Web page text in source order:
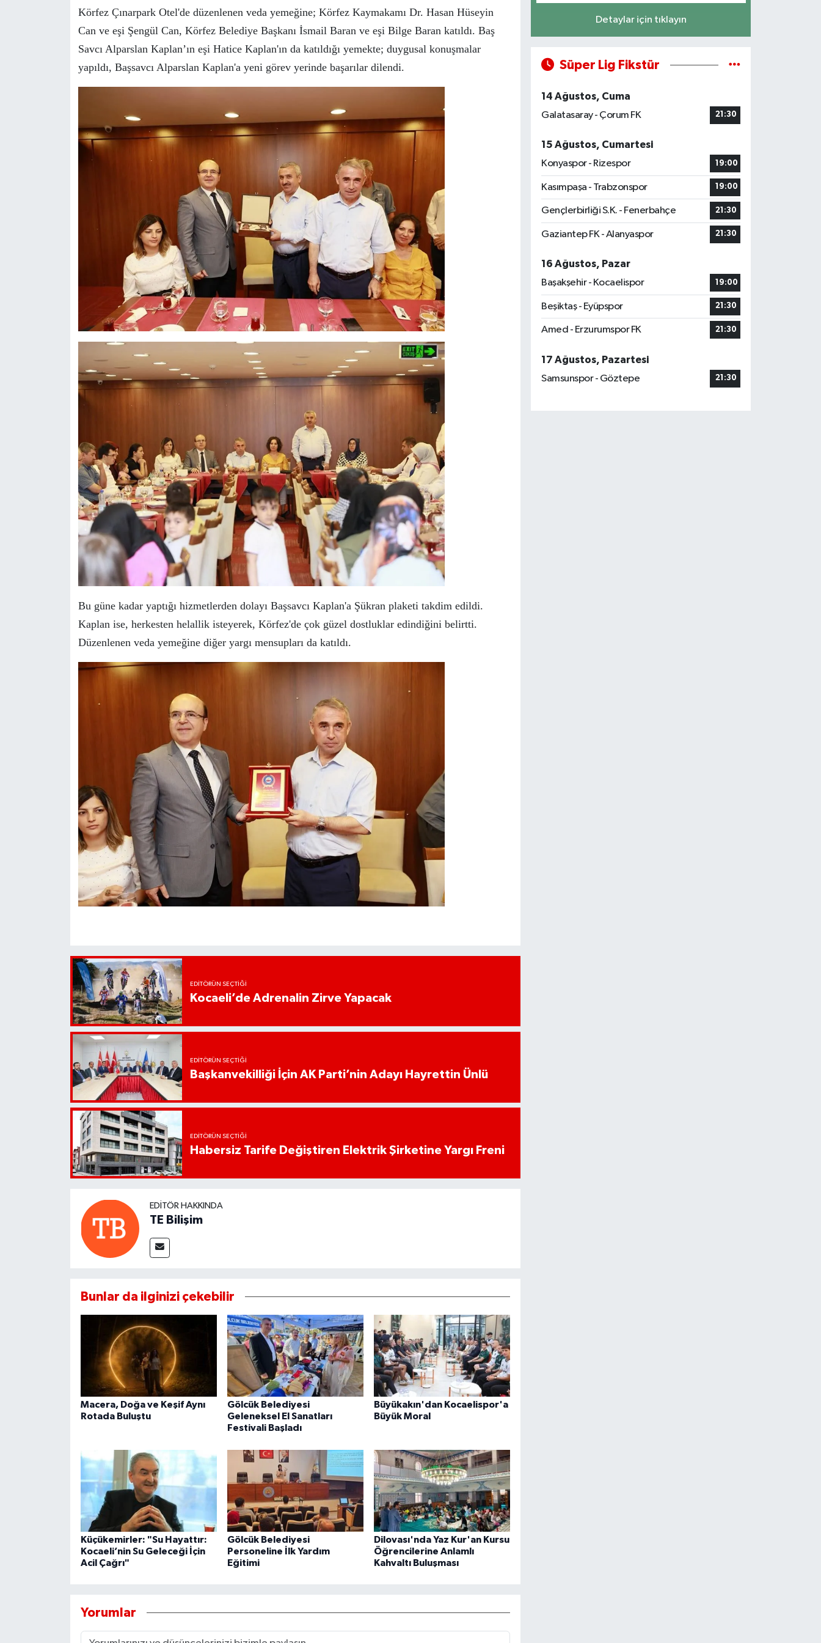
Körfez Çınarpark Otel'de düzenlenen veda yemeğine; Körfez Kaymakamı Dr. Hasan Hüseyin
Can ve eşi Şengül Can, Körfez Belediye Başkanı İsmail Baran ve eşi Bilge Baran katıldı. Baş
Savcı Alparslan Kaplan’ın eşi Hatice Kaplan'ın da katıldığı yemekte; duygusal konuşmalar
yapıldı, Başsavcı Alparslan Kaplan'a yeni görev yerinde başarılar dilendi.
Bu güne kadar yaptığı hizmetlerden dolayı Başsavcı Kaplan'a Şükran plaketi takdim edildi.
Kaplan ise, herkesten helallik isteyerek, Körfez'de çok güzel dostluklar edindiğini belirtti.
Düzenlenen veda yemeğine diğer yargı mensupları da katıldı.
EDITÖRÜN SEÇTIĞI
Kocaeli’de Adrenalin Zirve Yapacak
EDITÖRÜN SEÇTIĞI
Başkanvekilliği İçin AK Parti’nin Adayı Hayrettin Ünlü
EDITÖRÜN SEÇTIĞI
Habersiz Tarife Değiştiren Elektrik Şirketine Yargı Freni
EDITÖR HAKKINDA
TE Bilişim
Bunlar da ilginizi çekebilir
Macera, Doğa ve Keşif Aynı
Rotada Buluştu
Gölcük Belediyesi
Geleneksel El Sanatları
Festivali Başladı
Büyükakın'dan Kocaelispor'a
Büyük Moral
Küçükemirler: "Su Hayattır:
Kocaeli’nin Su Geleceği İçin
Acil Çağrı"
Gölcük Belediyesi
Personeline İlk Yardım
Eğitimi
Dilovası'nda Yaz Kur'an Kursu
Öğrencilerine Anlamlı
Kahvaltı Buluşması
Yorumlar
Detaylar için tıklayın
Süper Lig Fikstür
14 Ağustos, Cuma
Galatasaray - Çorum FK
21:30
15 Ağustos, Cumartesi
Konyaspor - Rizespor
19:00
Kasımpaşa - Trabzonspor 19:00
Gençlerbirliği S.K. - Fenerbahçe 21:30
Gaziantep FK - Alanyaspor 21:30
16 Ağustos, Pazar
Başakşehir - Kocaelispor
19:00
Beşiktaş - Eyüpspor 21:30
Amed - Erzurumspor FK 21:30
17 Ağustos, Pazartesi
Samsunspor - Göztepe
21:30